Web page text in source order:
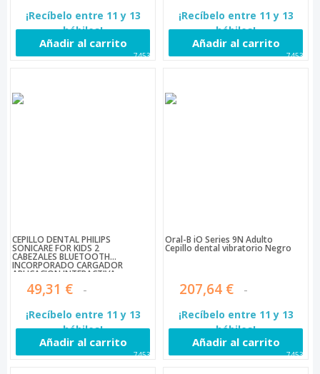
¡Recíbelo entre 11 y 13
hábiles!
Añadir al carrito
74530
¡Recíbelo entre 11 y 13
hábiles!
Añadir al carrito
74531
CEPILLO DENTAL PHILIPS
SONICARE FOR KIDS 2
CABEZALES BLUETOOTH
INCORPORADO CARGADOR
APLICACION INTERACTIVA
ANDROID IOS HX6322/04
49,31 €
¡Recíbelo entre 11 y 13
hábiles!
Añadir al carrito
74534
Oral-B iO Series 9N Adulto
Cepillo dental vibratorio Negro
207,64 €
¡Recíbelo entre 11 y 13
hábiles!
Añadir al carrito
74537